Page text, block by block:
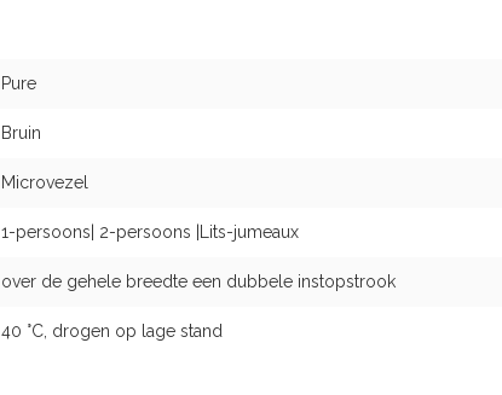
Pure
Bruin
Microvezel
1-persoons| 2-persoons |Lits-jumeaux
over de gehele breedte een dubbele instopstrook
40 °C, drogen op lage stand